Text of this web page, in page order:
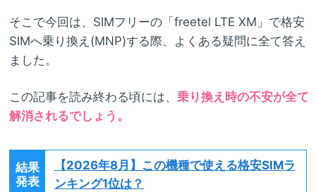
そこで今回は、SIMフリーの「freetel LTE XM」で格安
SIMへ乗り換え(MNP)する際、よくある疑問に全て答え
ました。
この記事を読み終わる頃には、 乗り換え時の不安が全て
解消されるでしょう。
結果
発表
【2026年8月】 この機種で使える格安SIMラ
ンキング1位は？